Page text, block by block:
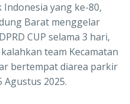
yang ke-80,
Barat menggelar
CUP selama 3 hari,
team Kecamatan
bertempat diarea parkir
Agustus 2025.